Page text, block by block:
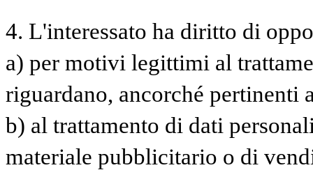
4. L'interessato ha diritto di
a) per motivi legittimi al
riguardano, ancorché pertinenti
b) al trattamento di dati
materiale pubblicitario o di